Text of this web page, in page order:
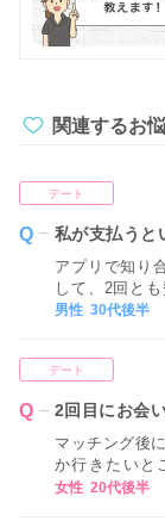
関連するお
デート
私が支払うと
アプリで知り
して、2回と
わけではない
しょうか？
男性 30代後半
デート
2回目にお会
マッチング後
か行きたいと
が、全然思い
女性 20代後半